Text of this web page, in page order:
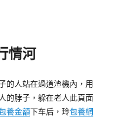
情河
的人站在過道渣機內，用
的脖子，躲在老人此頁面
養金額下车后，玲包養網